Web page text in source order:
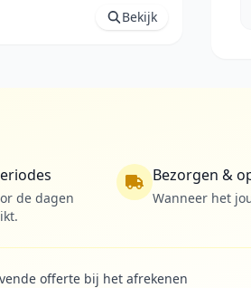
Bekijk
de dagen
Bezorgen &
Wanneer het
offerte bij het afrekenen